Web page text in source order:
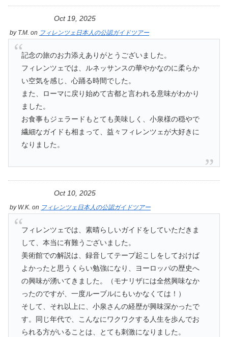
Oct 19, 2025
by T.M. on フィレンツェ日本人の公認ガイドツアー
記念の旅のお力添えありがとうございました。
フィレンツェでは、ルネッサンスの華やかなのに柔らか
い空気を感じ、心踊る時間でした。
また、ローマに戻り始めて古都と言われる意味がわかり
ました。
お食事もジェラードもとても美味しく、小泉様の穏やで
繊細なガイドも相まって、益々フィレンツェが大好きに
なりました。
Oct 10, 2025
by W.K. on フィレンツェ日本人の公認ガイドツアー
フィレンツェでは、素晴らしいガイドをしていただきま
して、本当に有難うございました。
美術館での解説は、録音してテープ起こしをしておけば
よかったと思うくらい勉強になり、ヨーロッパの歴史へ
の興味が湧いてきました。（モナリザには全然興味なか
ったのですが、一度ルーブルにもいかなくては！）
そして、それ以上に、小泉さんの経歴が興味深かったで
す。同じ年代で、こんなにワクワクする人生を歩んでお
られる方がいることは、とても刺激になりました。